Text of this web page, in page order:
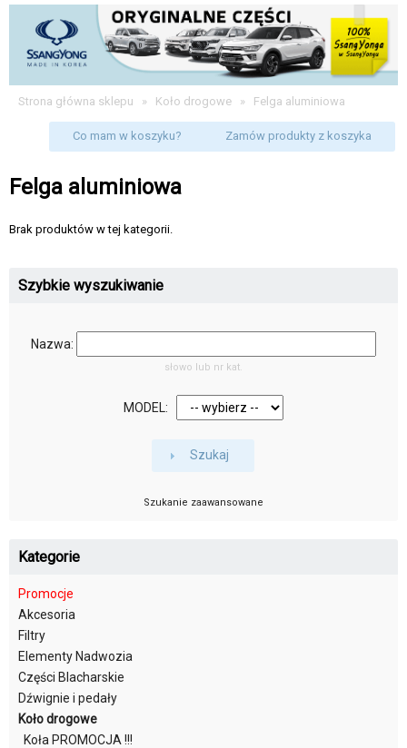
Strona główna sklepu » Koło drogowe » Felga aluminiowa
Co mam w koszyku? Zamów produkty z koszyka
Felga aluminiowa
Brak produktów w tej kategorii.
Szybkie wyszukiwanie
Nazwa:
słowo lub nr kat.
MODEL:
Szukaj
Szukanie zaawansowane
Kategorie
Promocje
Akcesoria
Filtry
Elementy Nadwozia
Części Blacharskie
Dźwignie i pedały
Koło drogowe
Koła PROMOCJA !!!